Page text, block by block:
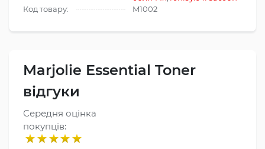
Код товару:
M1002
Marjolie Essential Toner
відгуки
Середня оцінка
покупців: